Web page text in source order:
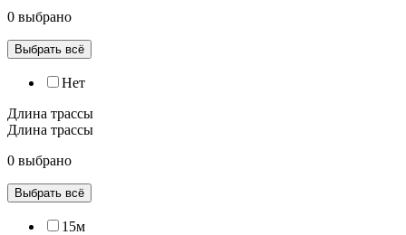
0 выбрано
Выбрать всё
Нет
Длина трассы
Длина трассы
0 выбрано
Выбрать всё
15м